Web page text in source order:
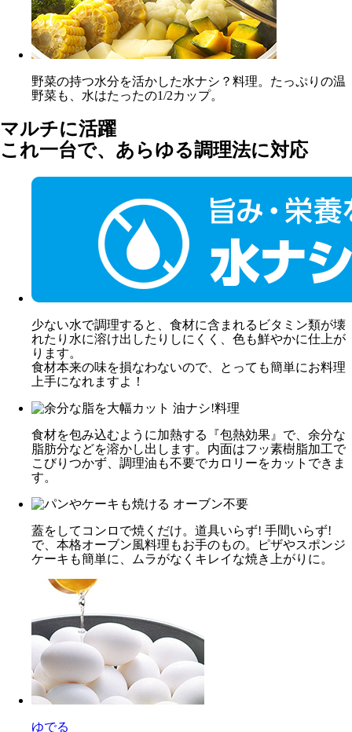
野菜の持つ水分を活かした水ナシ？料理。たっぷりの温
野菜も、水はたったの1/2カップ。
マルチに活躍
これ一台で、あらゆる調理法に対応
少ない水で調理すると、食材に含まれるビタミン類が壊
れたり水に溶け出したりしにくく、色も鮮やかに仕上が
ります。
食材本来の味を損なわないので、とっても簡単にお料理
上手になれますよ！
食材を包み込むように加熱する『包熱効果』で、余分な
脂肪分などを溶かし出します。内面はフッ素樹脂加工で
こびりつかず、調理油も不要でカロリーをカットできま
す。
蓋をしてコンロで焼くだけ。道具いらず! 手間いらず!
で、本格オーブン風料理もお手のもの。ピザやスポンジ
ケーキも簡単に、ムラがなくキレイな焼き上がりに。
ゆでる